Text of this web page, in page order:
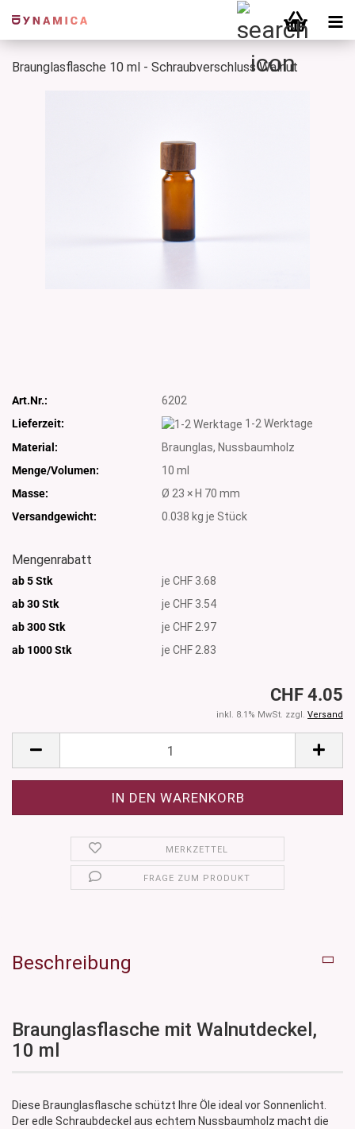
Braunglasflasche 10 ml - Schraubverschluss Walnut
Art.Nr.:
6202
Lieferzeit:
1-2 Werktage
Material:
Braunglas, Nussbaumholz
Menge/Volumen:
10 ml
Masse:
Ø 23 × H 70 mm
Versandgewicht:
0.038 kg je Stück
Mengenrabatt
ab 5 Stk
je CHF 3.68
ab 30 Stk
je CHF 3.54
ab 300 Stk
je CHF 2.97
ab 1000Stk je CHF 2.83
CHF 4.05
inkl. 8.1% MwSt. zzgl. Versand
MERKZETTEL
FRAGE ZUM PRODUKT
Beschreibung
Braunglasflasche mit Walnutdeckel,
10 ml
Diese Braunglasflasche schützt Ihre Öle ideal vor Sonnenlicht.
Der edle Schraubdeckel aus echtem Nussbaumholz macht die